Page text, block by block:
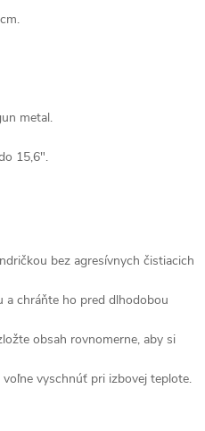
metal.
15,6".
bez agresívnych čistiacich
a chráňte ho pred dlhodobou
obsah rovnomerne, aby si
vyschnúť pri izbovej teplote.